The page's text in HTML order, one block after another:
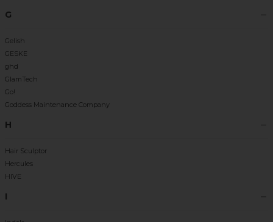
G
Gelish
GESKE
ghd
GlamTech
Go!
Goddess Maintenance Company
H
Hair Sculptor
Hercules
HIVE
I